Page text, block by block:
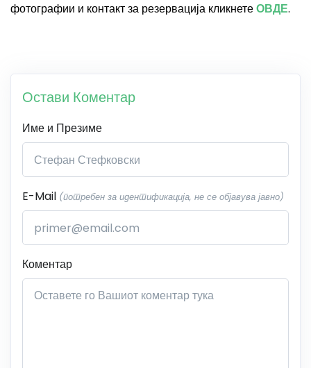
фотографии и контакт за резервација кликнетеОВДЕ.
Остави Коментар
Име и Презиме
E-Mail (потребен за идентификација, не се објавува јавно)
Коментар